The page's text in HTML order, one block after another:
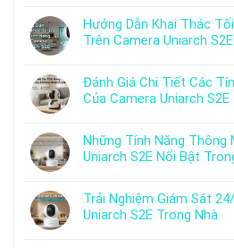
Hướng Dẫn Khai Thác
Trên Camera Uniarch S2E
Đánh Giá Chi Tiết Các
Của Camera Uniarch S2E
Những Tính Năng Thông
Uniarch S2E Nổi Bật
Trải Nghiệm Giám Sát
Uniarch S2E Trong Nhà